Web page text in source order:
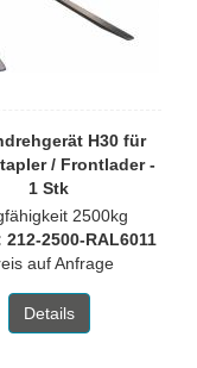
H30 für
/ Frontlader -
1 Stk
2500kg
212-2500-RAL6011
auf Anfrage
Details